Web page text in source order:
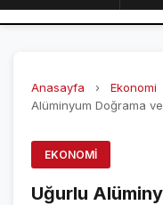
SPOR HABERLERİ
FENERBAHÇE
ÖZEL SAYFALAR
Anasayfa › Ekonomi
Alüminyum Doğrama
EKONOMI
Uğurlu